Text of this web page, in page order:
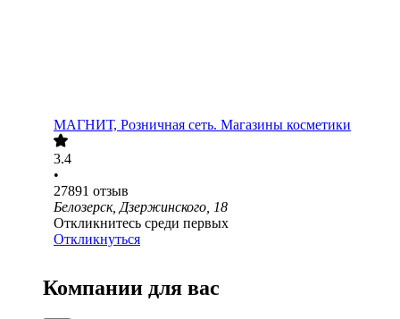
МАГНИТ, Розничная сеть. Магазины косметики
3.4
•
27891 отзыв
Белозерск, Дзержинского, 18
Откликнитесь среди первых
Откликнуться
Компании для вас